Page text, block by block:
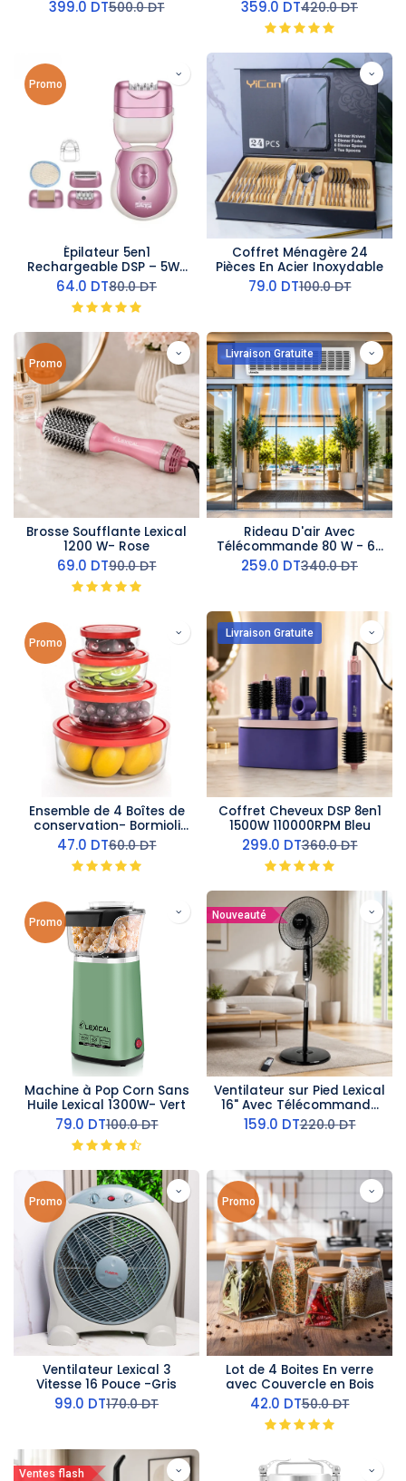
399.0 DT500.0DT 359.0 DT420.0DT
Promo
Épilateur 5en1
Rechargeable DSP – 5W-
Rose
64.0 DT80.0DT
Coffret Ménagère 24
Pièces En Acier Inoxydable
79.0 DT100.0DT
Promo
Brosse Soufflante Lexical
1200 W- Rose
69.0 DT90.0DT
Livraison Gratuite
Rideau D'air Avec
Télécommande 80 W - 60
cm- AirMate
259.0 DT340.0DT
Promo
Ensemble de 4 Boîtes de
conservation- Bormioli
Rocco
47.0 DT60.0DT
Livraison Gratuite
Coffret Cheveux DSP 8en1
1500W 110000RPM Bleu
299.0 DT360.0DT
Promo
Machine à Pop Corn Sans
Huile Lexical 1300W- Vert
79.0 DT100.0DT
Nouveauté
Ventilateur sur Pied Lexical
16" Avec Télécommande
60W Argent
159.0 DT220.0DT
Promo
Ventilateur Lexical 3
Vitesse 16 Pouce -Gris
99.0 DT170.0DT
Promo
Lot de 4 Boites En verre
avec Couvercle en Bois
42.0 DT50.0DT
Ventes flash